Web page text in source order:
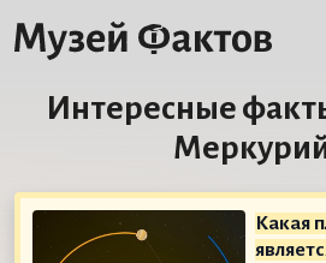
Интересные
Какая